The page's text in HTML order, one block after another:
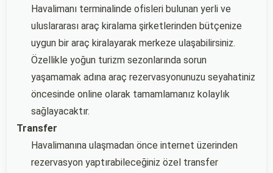
Havalimanı terminalinde ofisleri bulunan yerli ve
uluslararası araç kiralama şirketlerinden bütçenize
uygun bir araç kiralayarak merkeze ulaşabilirsiniz.
Özellikle yoğun turizm sezonlarında sorun
yaşamamak adına araç rezervasyonunuzu seyahatiniz
öncesinde online olarak tamamlamanız kolaylık
sağlayacaktır.
Transfer
Havalimanına ulaşmadan önce internet üzerinden
rezervasyon yaptırabileceğiniz özel transfer